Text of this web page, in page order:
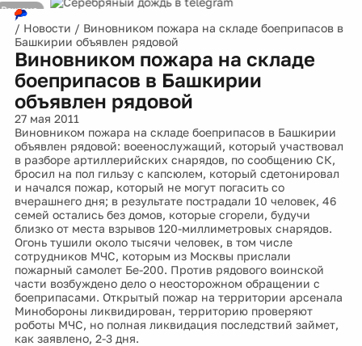
/ Новости / Виновником пожара на складе боеприпасов в
Башкирии объявлен рядовой
Виновником пожара на складе
боеприпасов в Башкирии
объявлен рядовой
27 мая 2011
Виновником пожара на складе боеприпасов в Башкирии
объявлен рядовой: воеенослужащий, который участвовал
в разборе артиллерийских снарядов, по сообщению СК,
бросил на пол гильзу с капсюлем, который сдетонировал
и начался пожар, который не могут погасить со
вчерашнего дня; в результате пострадали 10 человек, 46
семей остались без домов, которые сгорели, будучи
близко от места взрывов 120-миллиметровых снарядов.
Огонь тушили около тысячи человек, в том числе
сотрудников МЧС, которым из Москвы прислали
пожарный самолет Бе-200. Против рядового воинской
части возбуждено дело о неосторожном обращении с
боеприпасами. Открытый пожар на территории арсенала
Минобороны ликвидирован, территорию проверяют
роботы МЧС, но полная ликвидация последствий займет,
как заявлено, 2-3 дня.